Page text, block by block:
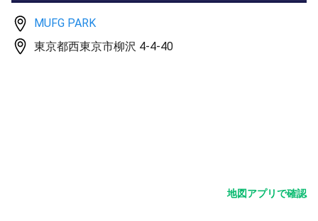
·定員、面数、内容等変更する場合があります。
MUFG PARK
東京都西東京市柳沢 4-4-40
地図アプリで確認